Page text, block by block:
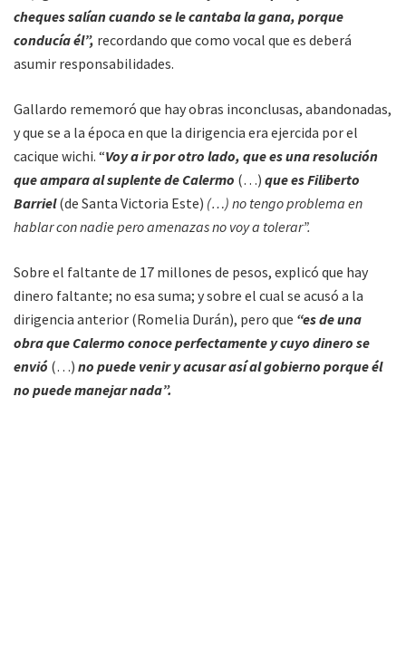
cheques salían cuando se le cantaba la gana, porque
conducía él”, recordando que como vocal que es deberá
asumir responsabilidades.
Gallardo rememoró que hay obras inconclusas, abandonadas,
y que se a la época en que la dirigencia era ejercida por el
cacique wichi. “Voy a ir por otro lado, que es una resolución
que ampara al suplente de Calermo (…) que es Filiberto
Barriel (de Santa Victoria Este) (…) no tengo problema en
hablar con nadie pero amenazas no voy a tolerar”.
Sobre el faltante de 17 millones de pesos, explicó que hay
dinero faltante; no esa suma; y sobre el cual se acusó a la
dirigencia anterior (Romelia Durán), pero que “es de una
obra que Calermo conoce perfectamente y cuyo dinero se
envió (…) no puede venir y acusar así al gobierno porque él
no puede manejar nada”.